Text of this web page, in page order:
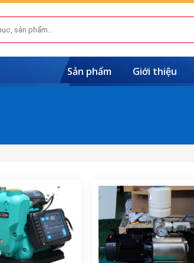
Sản phẩm Giới thiệu